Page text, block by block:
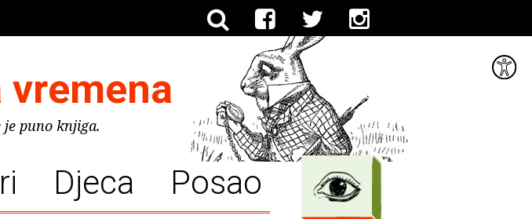
je puno knjiga.
Djeca Posao